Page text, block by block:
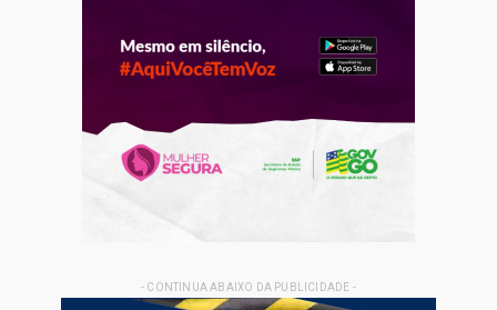
- CONTINUA ABAIXO DA PUBLICIDADE -